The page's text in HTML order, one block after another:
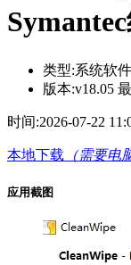
类型:系统软件
版本:v18.05
时间:2026-07-22
本地下载 （需要电
应用截图